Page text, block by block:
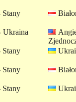
Stany
Ukraina
Stany
Stany
Stany